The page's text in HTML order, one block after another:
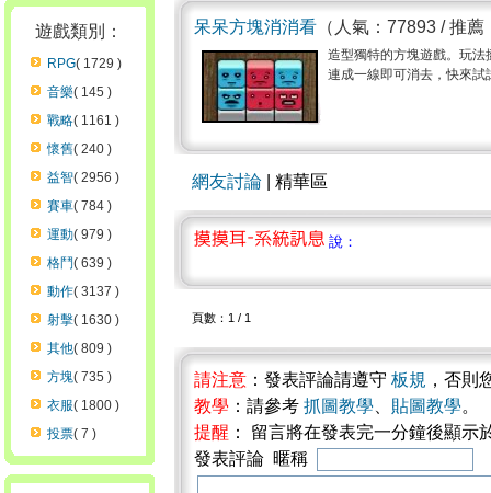
遊戲類別：
RPG( 1729 )
音樂( 145 )
戰略( 1161 )
懷舊( 240 )
益智( 2956 )
賽車( 784 )
運動( 979 )
格鬥( 639 )
動作( 3137 )
射擊( 1630 )
其他( 809 )
方塊( 735 )
衣服( 1800 )
投票( 7 )
呆呆方塊消消看 （人氣：77893 / 推
造型獨特的方塊遊戲。玩
連成一線即可消去，快來
網友討論 | 精華區
說：
頁數：1 / 1
請注意 ：發表評論請遵守 板規 ，否則
教學 ：請參考 抓圖教學 貼圖教學。
提醒 ： 留言將在發表完一分鐘後顯
發表評論 暱稱